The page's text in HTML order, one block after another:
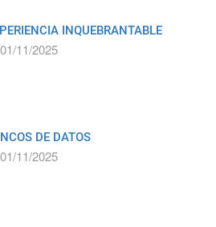
INQUEBRANTABLE
11/2025
DE DATOS
11/2025